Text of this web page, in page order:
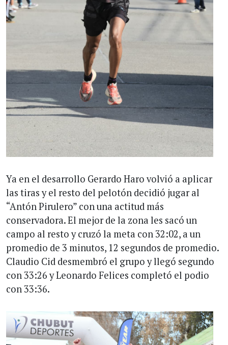
Ya en el desarrollo Gerardo Haro volvió a aplicar
las tiras y el resto del pelotón decidió jugar al
“Antón Pirulero” con una actitud más
conservadora. El mejor de la zona les sacó un
campo al resto y cruzó la meta con 32:02, a un
promedio de 3 minutos, 12 segundos de promedio.
Claudio Cid desmembró el grupo y llegó segundo
con 33:26 y Leonardo Felices completó el podio
con 33:36.